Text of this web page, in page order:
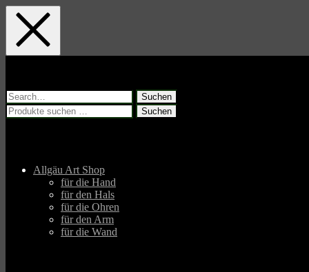
Skip
main
navigation
Skip
main
content
Skip
footer
Suchen
nach:
Suchen
Allgäu Art Shop
für die Hand
für den Hals
für die Ohren
für den Arm
für die Wand